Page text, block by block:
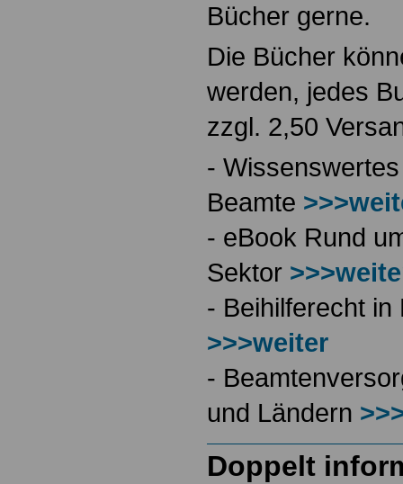
Bücher gerne.
Die Bücher
werden, jedes
zzgl. 2,50
-
Beamte
- eBook Rund
Sektor
- Beihilferecht
>>>weiter
-
und Ländern
Doppelt